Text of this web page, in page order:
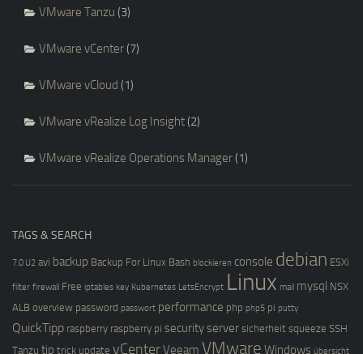
VMware Tanzu (3)
VMware vCenter(7)
VMware vCloud (1)
VMware vRealize Log Insight(2)
VMware vRealize Operations Manager(1)
TAGS & SEARCH
7.0 U2 avi backup Backup For Linux Bash blockieren console debian ESXi
filter firewall Free iptables key Kubernetes LetsEncrypt Linux mail mysql NSX
ALB overview password passwort performance php php5 pi putty
QuickTipp raspberry raspberry pi securityserver sicherheit squeeze SSH
Tanzu tip trick update vCenterVeeam VMware Windows übersicht